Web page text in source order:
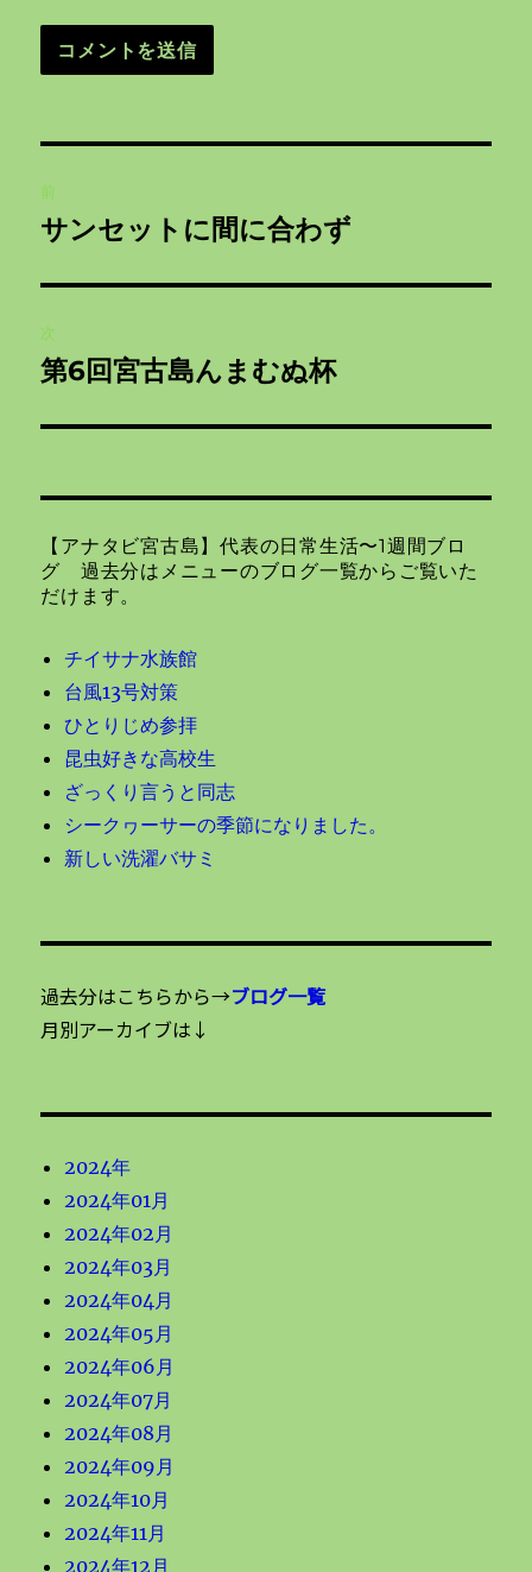
稿
ビ
ゲ
ー
ン
前
前
投
稿:
サンセットに間に合わず
次
次
投
第6回宮古島んまむぬ杯
【アナタビ宮古島】代表の日常生活〜1週間ブロ
グ 過去分はメニューのブログ一覧からご覧いた
だけます。
チイサナ水族館
台風13号対策
ひとりじめ参拝
昆虫好きな高校生
ざっくり言うと同志
シークヮーサーの季節になりました。
新しい洗濯バサミ
過去分はこちらから→ブログ一覧
月別アーカイブは↓
2024年
2024年01月
2024年02月
2024年03月
2024年04月
2024年05月
2024年06月
2024年07月
2024年08月
2024年09月
2024年10月
2024年11月
2024年12月